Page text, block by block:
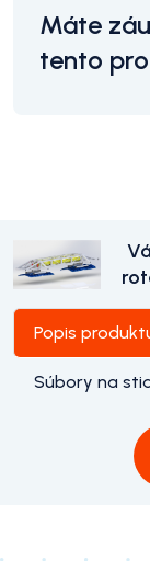
Máte
tento
Popis
Súbory na